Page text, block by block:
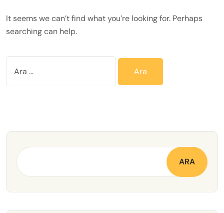
It seems we can’t find what you’re looking for. Perhaps
searching can help.
ARA